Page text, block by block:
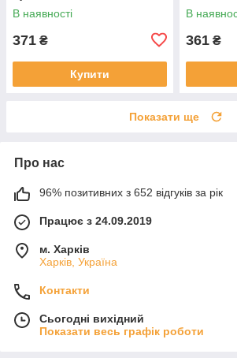
В наявності
371 ₴
Купити
В
361 ₴
Показати ще
Про нас
96% позитивних з 652 відгуків за рік
Працює з 24.09.2019
м. Харків
Харків, Україна
Контакти
Сьогодні вихідний
Показати весь графік роботи